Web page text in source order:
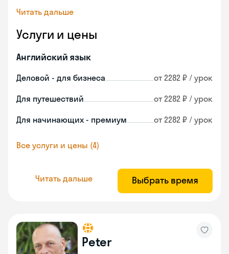
Читать дальше
Услуги и цены
Английский язык
Деловой - для бизнеса от 2282 ₽ / урок
Для путешествий от 2282 ₽ / урок
Для начинающих - премиум от 2282 ₽ / урок
Все услуги и цены (4)
Читать дальше Выбрать время
Peter